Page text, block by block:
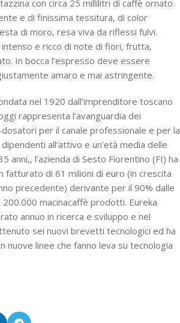
con circa 25 millilitri di caffè ornato
e di finissima tessitura, di color
di moro, resa viva da riflessi fulvi.
intenso e ricco di note di fiori, frutta,
In bocca l’espresso deve essere
amaro e mai astringente.
nel 1920 dall’imprenditore toscano
rappresenta l’avanguardia dei
per il canale professionale e per la
all’attivo e un’età media delle
anni,, l’azienda di Sesto Fiorentino (FI) ha
fatturato di 61 milioni di euro (in crescita
precedente) derivante per il 90% dalle
macinacaffè prodotti. Eureka
annuo in ricerca e sviluppo e nel
sei nuovi brevetti tecnologici ed ha
nuove linee che fanno leva su tecnologia